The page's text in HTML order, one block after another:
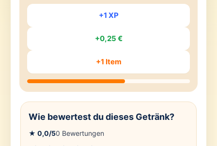
+1 XP
+0,25 €
+1 Item
Wie bewertest du dieses Getränk?
★ 0,0/50 Bewertungen